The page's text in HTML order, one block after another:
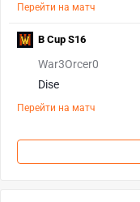
Перейти на матч
War3Orcer0
Dise
Перейти на матч
B Cup S16